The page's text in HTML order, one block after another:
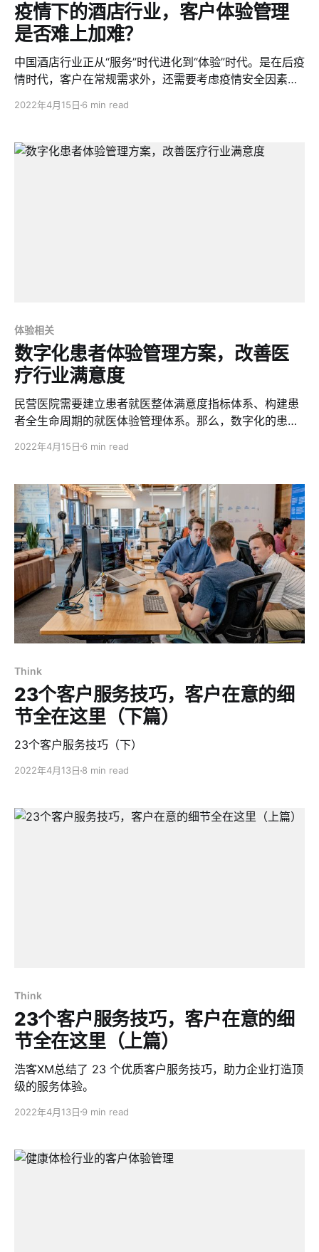
疫情下的酒店行业，客户体验管理
是否难上加难？
中国酒店行业正从“服务”时代进化到“体验”时代。是在后疫
情时代，客户在常规需求外，还需要考虑疫情安全因素。
2022年4月15日 6 min read
体验相关
数字化患者体验管理方案，改善医
疗行业满意度
民营医院需要建立患者就医整体满意度指标体系、构建患
者全生命周期的就医体验管理体系。那么，数字化的患者
2022年4月15日 6 min read
Think
23个客户服务技巧，客户在意的细
节全在这里（下篇）
23个客户服务技巧（下）
2022年4月13日 8 min read
Think
23个客户服务技巧，客户在意的细
节全在这里（上篇）
浩客XM总结了 23 个优质客户服务技巧，助力企业打造顶
级的服务体验。
2022年4月13日 9 min read